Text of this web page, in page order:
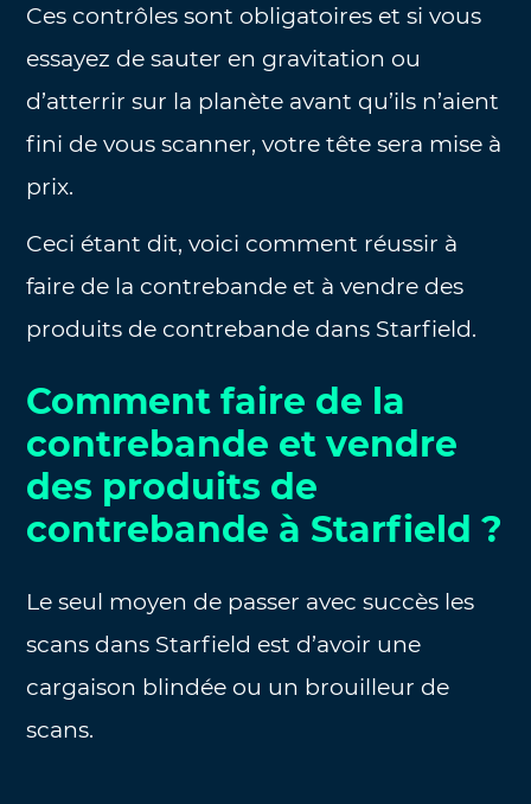
Ces contrôles sont obligatoires et si vous
essayez de sauter en gravitation ou
d’atterrir sur la planète avant qu’ils n’aient
fini de vous scanner, votre tête sera mise à
prix.
Ceci étant dit, voici comment réussir à
faire de la contrebande et à vendre des
produits de contrebande dans Starfield.
Comment faire de la
contrebande et vendre
des produits de
contrebande à Starfield ?
Le seul moyen de passer avec succès les
scans dans Starfield est d’avoir une
cargaison blindée ou un brouilleur de
scans.